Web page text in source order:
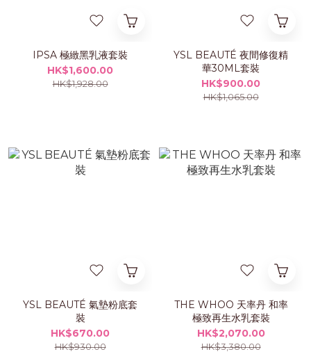
IPSA 極緻黑乳液套裝
HK$1,600.00
HK$1,928.00
YSL BEAUTÉ 夜間修復精
華30ML套裝
HK$900.00
HK$1,065.00
YSL BEAUTÉ 氣墊粉底套
裝
HK$670.00
HK$930.00
THE WHOO 天率丹 和率
極致再生水乳套裝
HK$2,070.00
HK$3,380.00